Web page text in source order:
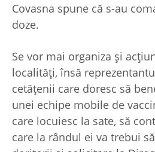
Covasna spune că s-au
doze.
Se vor mai organiza și
localități, însă
cetățenii care doresc să
unei echipe mobile de
care locuiesc la sate, să
care la rândul ei va trebui